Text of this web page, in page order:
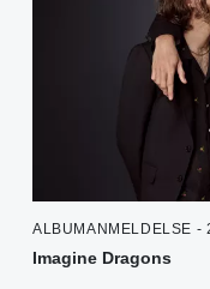
ALBUMANMELDELSE -
Imagine Dragons